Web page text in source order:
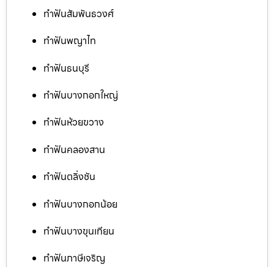
ทำฟันสัมพันธวงศ์
ทำฟันพญาไท
ทำฟันธนบุรี
ทำฟันบางกอกใหญ่
ทำฟันห้วยขวาง
ทำฟันคลองสาน
ทำฟันตลิ่งชัน
ทำฟันบางกอกน้อย
ทำฟันบางขุนเทียน
ทำฟันภาษีเจริญ